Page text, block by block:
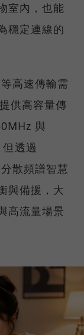
室內，也能
穩定連線的
高速傳輸需
供高容量傳
與
透過
散頻譜智慧
與備援，大
高流量場景